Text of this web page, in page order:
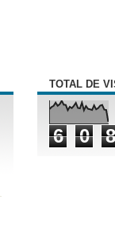
TOTAL DE
6 0 8